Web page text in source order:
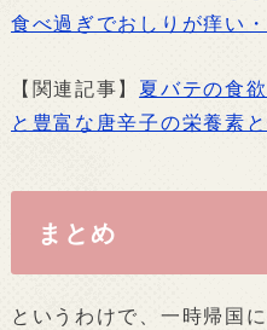
食べ過ぎでおしりが痒い
【関連記事】 夏バテの食
と豊富な唐辛子の栄養素
まとめ
というわけで、一時帰国